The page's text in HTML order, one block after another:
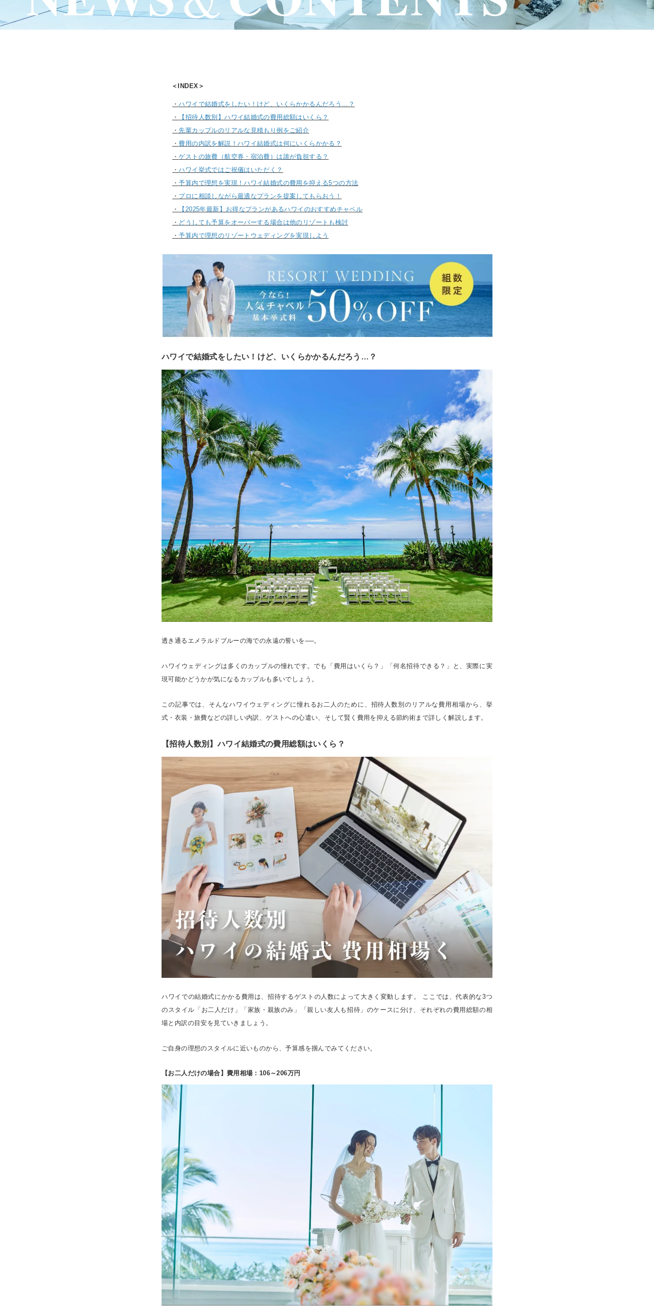
＜INDEX＞
・ハワイで結婚式をしたい！けど、いくらかかるんだろう…？
・
【招待人数別】ハワイ結婚式の費用総額はいくら？
・先輩カップルのリアルな見積もり例をご紹介
・費用の内訳を解説！ハワイ結婚式は何にいくらかかる？
・ゲストの旅費（航空券・宿泊費）は誰が負担する？
・ハワイ挙式ではご祝儀はいただく？
・予算内で理想を実現！ハワイ結婚式の費用を抑える5つの方法
・ プロに相談しながら最適なプランを提案してもらおう！
・
【2025年最新】お得なプランがあるハワイのおすすめチャペル
・ どうしても予算をオーバーする場合は他のリゾートも検討
・予算内で理想のリゾートウェディングを実現しよう
ハワイで結婚式をしたい！けど、いくらかかるんだろう…？
透き通るエメラルドブルーの海での永遠の誓いを──。
ハワイウェディングは多くのカップルの憧れです。でも「費用はいくら？」「何名招待できる？」と、実際に実
現可能かどうかが気になるカップルも多いでしょう。
この記事では、そんなハワイウェディングに憧れるお二人のために、招待人数別のリアルな費用相場から、挙
式・衣装・旅費などの詳しい内訳、ゲストへの心遣い、そして賢く費用を抑える節約術まで詳しく解説します。
【招待人数別】ハワイ結婚式の費用総額はいくら？
ハワイでの結婚式にかかる費用は、招待するゲストの人数によって大きく変動します。 ここでは、代表的な3つ
のスタイル「お二人だけ」「家族・親族のみ」「親しい友人も招待」のケースに分け、それぞれの費用総額の相
場と内訳の目安を見ていきましょう。
ご自身の理想のスタイルに近いものから、予算感を掴んでみてください。
【お二人だけの場合】費用相場：106～206万円